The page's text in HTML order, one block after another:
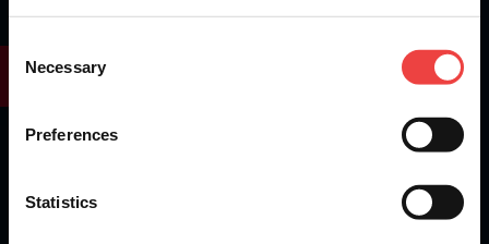
Consent
Selection
Necessary
Preferences
StatisticsSuscríbete a nuestra newsletter